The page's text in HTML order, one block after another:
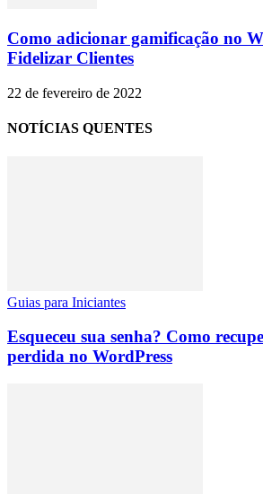
Como adicionar gamificação no
Fidelizar Clientes
22 de fevereiro de 2022
NOTÍCIAS QUENTES
Guias para Iniciantes
Esqueceu sua senha? Como
perdida no WordPress